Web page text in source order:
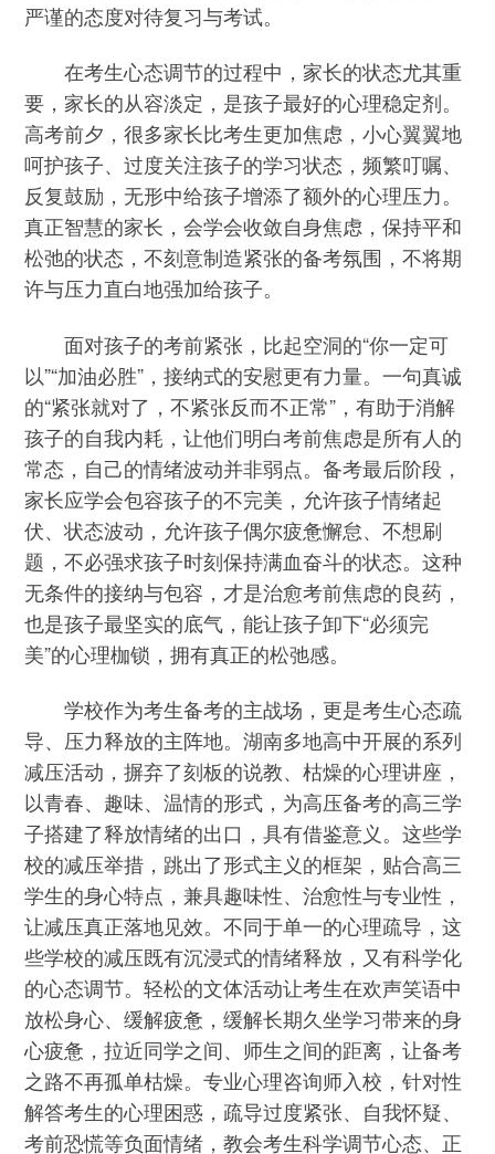
严谨的态度对待复习与考试。
在考生心态调节的过程中，家长的状态尤其重
要，家长的从容淡定，是孩子最好的心理稳定剂。
高考前夕，很多家长比考生更加焦虑，小心翼翼地
呵护孩子、过度关注孩子的学习状态，频繁叮嘱、
反复鼓励，无形中给孩子增添了额外的心理压力。
真正智慧的家长，会学会收敛自身焦虑，保持平和
松弛的状态，不刻意制造紧张的备考氛围，不将期
许与压力直白地强加给孩子。
面对孩子的考前紧张，比起空洞的“你一定可
以”“加油必胜”，接纳式的安慰更有力量。一句真诚
的“紧张就对了，不紧张反而不正常”，有助于消解
孩子的自我内耗，让他们明白考前焦虑是所有人的
常态，自己的情绪波动并非弱点。备考最后阶段，
家长应学会包容孩子的不完美，允许孩子情绪起
伏、状态波动，允许孩子偶尔疲惫懈怠、不想刷
题，不必强求孩子时刻保持满血奋斗的状态。这种
无条件的接纳与包容，才是治愈考前焦虑的良药，
也是孩子最坚实的底气，能让孩子卸下“必须完
美”的心理枷锁，拥有真正的松弛感。
学校作为考生备考的主战场，更是考生心态疏
导、压力释放的主阵地。湖南多地高中开展的系列
减压活动，摒弃了刻板的说教、枯燥的心理讲座，
以青春、趣味、温情的形式，为高压备考的高三学
子搭建了释放情绪的出口，具有借鉴意义。这些学
校的减压举措，跳出了形式主义的框架，贴合高三
学生的身心特点，兼具趣味性、治愈性与专业性，
让减压真正落地见效。不同于单一的心理疏导，这
些学校的减压既有沉浸式的情绪释放，又有科学化
的心态调节。轻松的文体活动让考生在欢声笑语中
放松身心、缓解疲惫，缓解长期久坐学习带来的身
心疲惫，拉近同学之间、师生之间的距离，让备考
之路不再孤单枯燥。专业心理咨询师入校，针对性
解答考生的心理困惑，疏导过度紧张、自我怀疑、
考前恐慌等负面情绪，教会考生科学调节心态、正